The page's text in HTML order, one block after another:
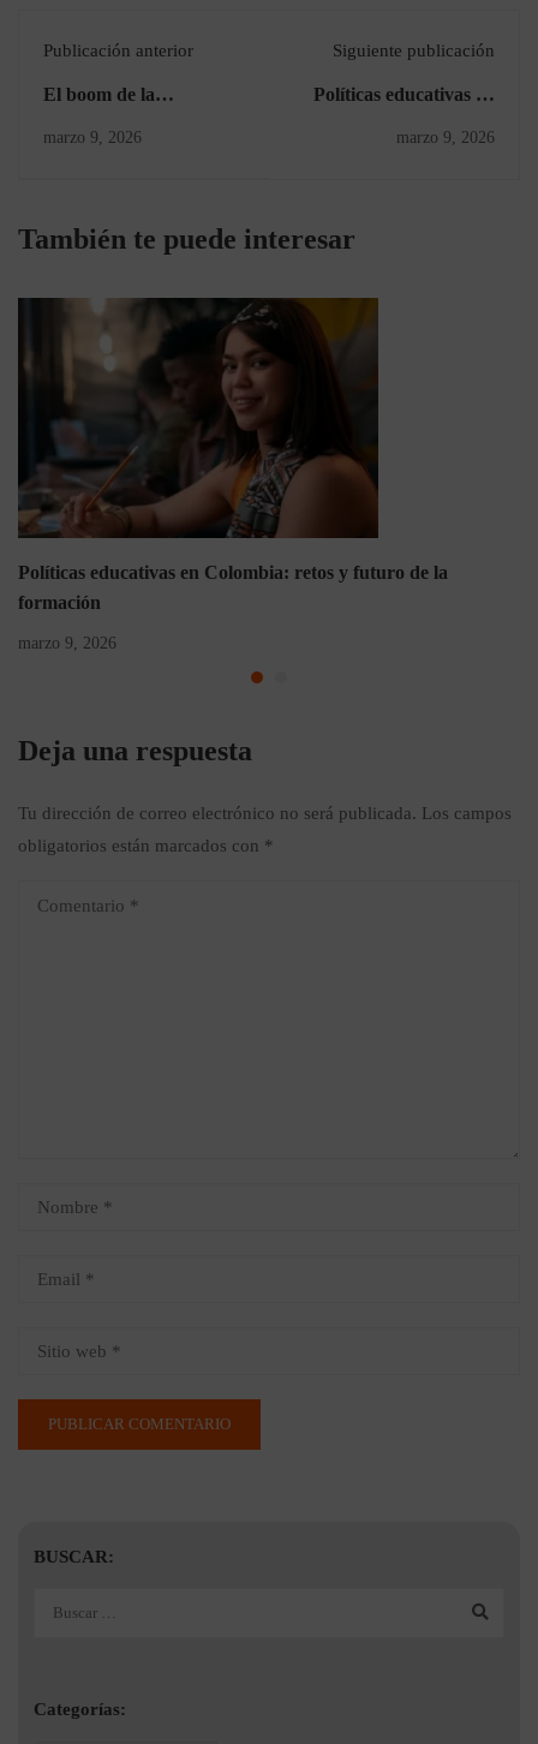
Publicación anterior
El boom de la
marzo 9, 2026
Siguiente publicación
Políticas educativas en
marzo 9, 2026
También te puede interesar
Políticas educativas en Colombia: retos y futuro de la
formación
marzo 9, 2026
Deja una respuesta
Tu dirección de correo electrónico no será publicada. Los campos
obligatorios están marcados con *
BUSCAR:
Categorías: